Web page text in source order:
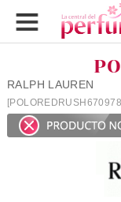
RALPH LAUREN